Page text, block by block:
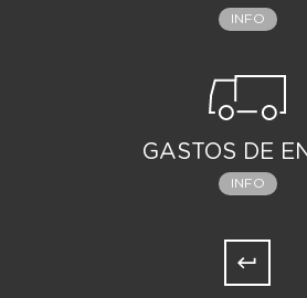
INFO
GASTOS DE
INFO